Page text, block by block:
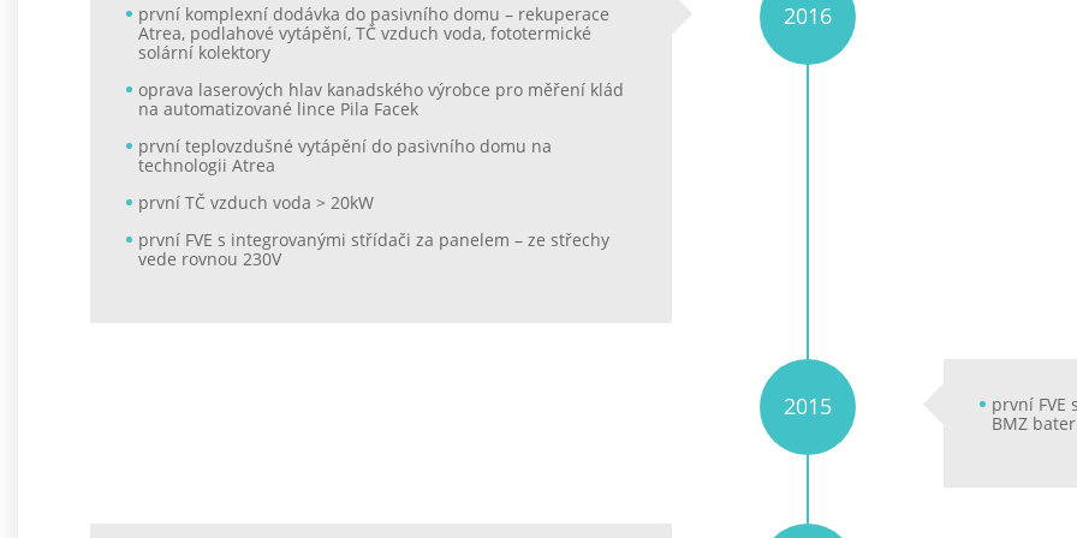
2016
první komplexní dodávka do pasivního domu – rekuperace
Atrea, podlahové vytápění, TČ vzduch voda, fototermické
solární kolektory
oprava laserových hlav kanadského výrobce pro měření klád
na automatizované lince Pila Facek
první teplovzdušné vytápění do pasivního domu na
technologii Atrea
první TČ vzduch voda > 20kW
první FVE s integrovanými střídači za panelem – ze střechy
vede rovnou 230V
2015
první FVE
BMZ